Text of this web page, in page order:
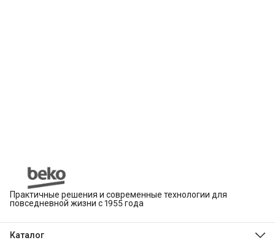
Практичные решения и современные технологии для
повседневной жизни с 1955 года
Каталог